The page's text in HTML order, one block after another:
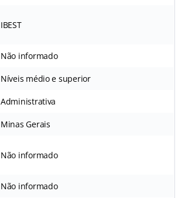
IBEST
Não informado
Níveis médio e superior
Administrativa
Minas Gerais
Não informado
Não informado